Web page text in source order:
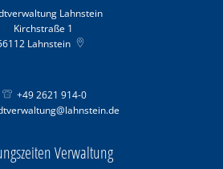
Lahnstein
Kirchstraße 1
Lahnstein
+49 2621 914-0
Verwaltung